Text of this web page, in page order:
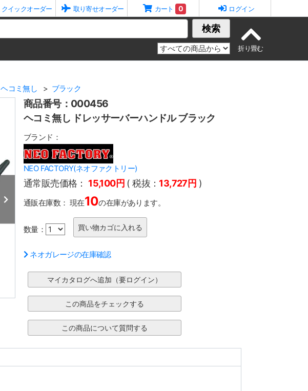
クイックオーダー 取り寄せオーダー カート 0 ログイン
検索
ヘコミ無し ブラック
商品番号：000456
ヘコミ無し ドレッサーバーハンドル ブラック
ブランド：
NEO FACTORY(ネオファクトリー)
通常販売価格： 15,100円 ( 税抜： 13,727円 )
通販在庫数： 現在10の在庫があります。
数量：
ネオガレージの在庫確認